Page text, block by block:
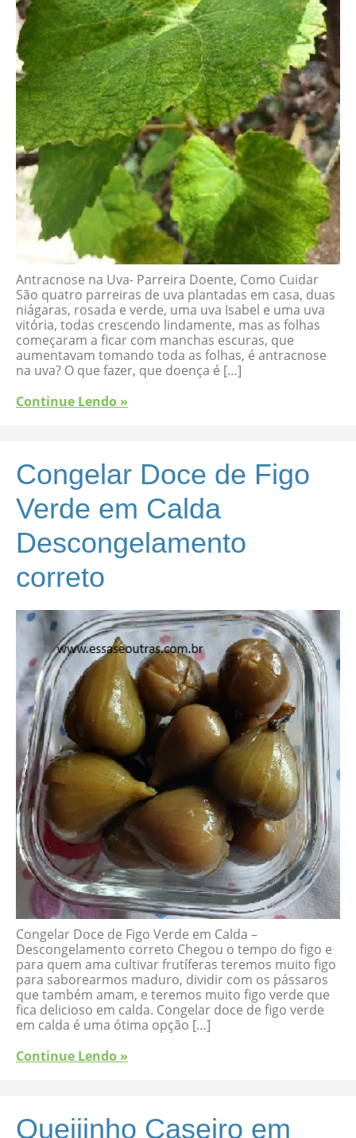
Antracnose na Uva- Parreira Doente, Como Cuidar
São quatro parreiras de uva plantadas em casa, duas
niágaras, rosada e verde, uma uva Isabel e uma uva
vitória, todas crescendo lindamente, mas as folhas
começaram a ficar com manchas escuras, que
aumentavam tomando toda as folhas, é antracnose
na uva? O que fazer, que doença é […]
Continue Lendo »
Congelar Doce de Figo
Verde em Calda
Descongelamento
correto
Congelar Doce de Figo Verde em Calda –
Descongelamento correto Chegou o tempo do figo e
para quem ama cultivar frutíferas teremos muito figo
para saborearmos maduro, dividir com os pássaros
que também amam, e teremos muito figo verde que
fica delicioso em calda. Congelar doce de figo verde
em calda é uma ótima opção […]
Continue Lendo »
Queijinho Caseiro em